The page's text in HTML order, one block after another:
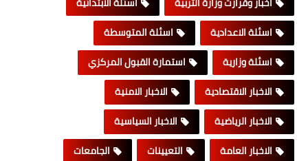
اسئلة الاعدادية
اسئلة المتوسطة
اسئلة وزارية
استمارة القبول المركزي
الاخبار الاقتصادية
الاخبار الامنية
الاخبار الرياضية
الاخبار السياسية
الاخبار العامة
التعيينات
الجامعات